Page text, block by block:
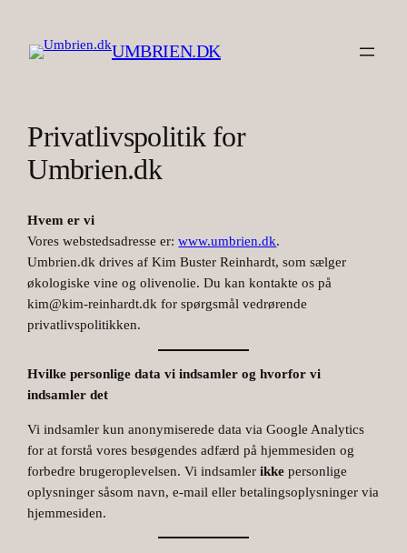
indhold
UMBRIEN.DK
Privatlivspolitik for
Umbrien.dk
Hvem er vi
Vores webstedsadresse er:www.umbrien.dk.
Umbrien.dk drives af Kim Buster Reinhardt, som sælger
økologiske vine og olivenolie. Du kan kontakte os på
kim@kim-reinhardt.dk for spørgsmål vedrørende
privatlivspolitikken.
Hvilke personlige data vi indsamler og hvorfor vi
indsamler det
Vi indsamler kun anonymiserede data via Google Analytics
for at forstå vores besøgendes adfærd på hjemmesiden og
forbedre brugeroplevelsen. Vi indsamlerikke personlige
oplysninger såsom navn, e-mail eller betalingsoplysninger via
hjemmesiden.